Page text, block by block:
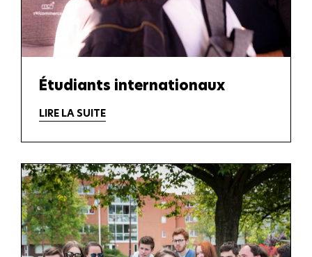
Étudiants internationaux
LIRE LA SUITE